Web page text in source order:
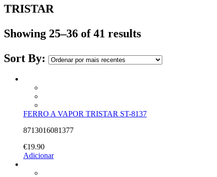
TRISTAR
Showing 25–36 of 41 results
Sort By:
FERRO A VAPOR TRISTAR ST-8137
8713016081377
€19.90
Adicionar